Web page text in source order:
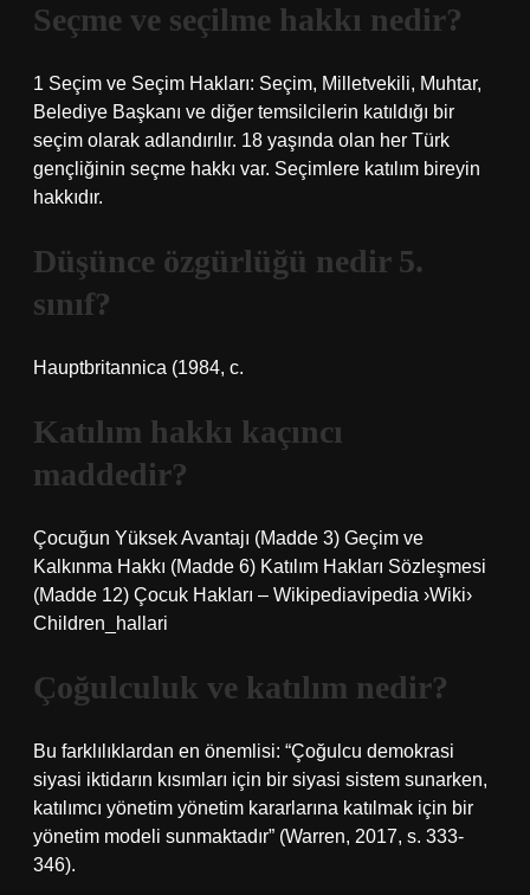
Seçme ve seçilme hakkı nedir?
1 Seçim ve Seçim Hakları: Seçim, Milletvekili, Muhtar,
Belediye Başkanı ve diğer temsilcilerin katıldığı bir
seçim olarak adlandırılır. 18 yaşında olan her Türk
gençliğinin seçme hakkı var. Seçimlere katılım bireyin
hakkıdır.
Düşünce özgürlüğü nedir 5.
sınıf?
Hauptbritannica (1984, c.
Katılım hakkı kaçıncı
maddedir?
Çocuğun Yüksek Avantajı (Madde 3) Geçim ve
Kalkınma Hakkı (Madde 6) Katılım Hakları Sözleşmesi
(Madde 12) Çocuk Hakları – Wikipediavipedia ›Wiki›
Children_hallari
Çoğulculuk ve katılım nedir?
Bu farklılıklardan en önemlisi: “Çoğulcu demokrasi
siyasi iktidarın kısımları için bir siyasi sistem sunarken,
katılımcı yönetim yönetim kararlarına katılmak için bir
yönetim modeli sunmaktadır” (Warren, 2017, s. 333-
346).